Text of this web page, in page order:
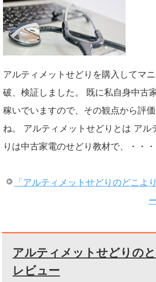
アルティメットせどりを購入してマ
破、検証しました。 既に私自身中古
稼いでいますので、その観点から評
ね。 アルティメットせどりとは アル
りは中古家電のせどり教材で、・・・
「アルティメットせどりのどこよ
アルティメットせどりの
レビュー